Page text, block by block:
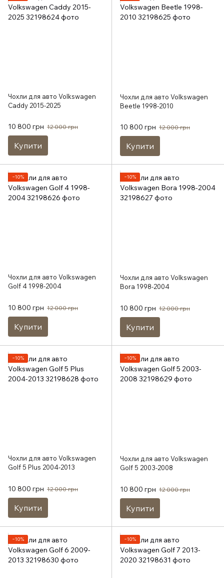
Чохли для авто Volkswagen
Caddy 2015-2025
10 800 грн 12 000 грн
Купити
Чохли для авто Volkswagen
Beetle 1998-2010
10 800 грн 12 000 грн
Купити
−10%
Чохли для авто Volkswagen
Golf 4 1998-2004
10 800 грн 12 000 грн
Купити
−10%
Чохли для авто Volkswagen
Bora 1998-2004
10 800 грн 12 000 грн
Купити
−10%
Чохли для авто Volkswagen
Golf 5 Plus 2004-2013
10 800 грн 12 000 грн
Купити
−10%
Чохли для авто Volkswagen
Golf 5 2003-2008
10 800 грн 12 000 грн
Купити
−10% −10%